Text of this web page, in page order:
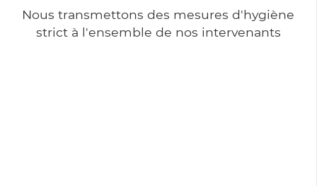
Nous transmettons des mesures d'hygiène
strict à l'ensemble de nos intervenants